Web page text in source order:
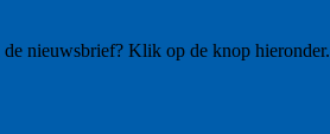
de nieuwsbrief? Klik op de knop hieronder.